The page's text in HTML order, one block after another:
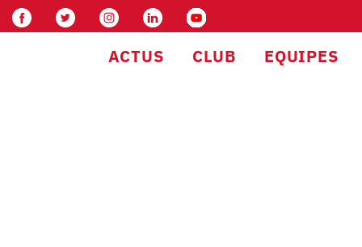
ACTUS CLUB EQUIPES